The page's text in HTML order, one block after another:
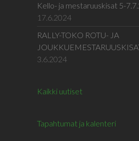
Kello- ja mestaruuskisat 5-
17.6.2024
RALLY-TOKO ROTU- JA
3.6.2024
Kaikki uutiset
Tapahtumat ja kalenteri